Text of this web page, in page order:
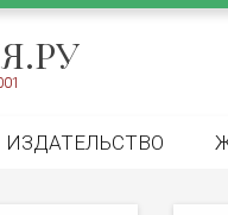
ИЗДАТЕЛЬСТВО